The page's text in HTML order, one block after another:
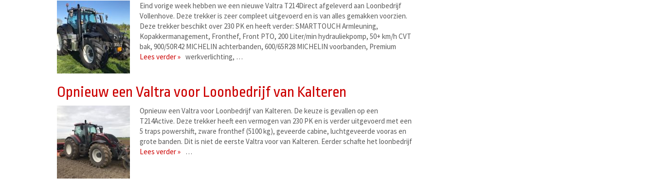
Eind vorige week hebben we een nieuwe Valtra T214Direct afgeleverd aan Loonbedrijf
Vollenhove. Deze trekker is zeer compleet uitgevoerd en is van alles gemakken voorzien.
Deze trekker beschikt over 230 PK en heeft verder: SMARTTOUCH Armleuning,
Kopakkermanagement, Fronthef, Front PTO, 200 Liter/min hydrauliekpomp, 50+ km/h CVT
bak, 900/50R42 MICHELIN achterbanden, 600/65R28 MICHELIN voorbanden, Premium
werkverlichting, …
Lees verder »
Opnieuw een Valtra voor Loonbedrijf van Kalteren
Opnieuw een Valtra voor Loonbedrijf van Kalteren. De keuze is gevallen op een
T214Active. Deze trekker heeft een vermogen van 230 PK en is verder uitgevoerd met een
5 traps powershift, zware fronthef (5100 kg), geveerde cabine, luchtgeveerde vooras en
grote banden. Dit is niet de eerste Valtra voor van Kalteren. Eerder schafte het loonbedrijf
…
Lees verder »